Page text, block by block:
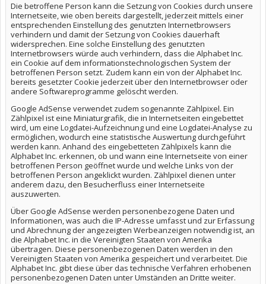
Die betroffene Person kann die Setzung von Cookies durch unsere
Internetseite, wie oben bereits dargestellt, jederzeit mittels einer
entsprechenden Einstellung des genutzten Internetbrowsers
verhindern und damit der Setzung von Cookies dauerhaft
widersprechen. Eine solche Einstellung des genutzten
Internetbrowsers würde auch verhindern, dass die Alphabet Inc.
ein Cookie auf dem informationstechnologischen System der
betroffenen Person setzt. Zudem kann ein von der Alphabet Inc.
bereits gesetzter Cookie jederzeit über den Internetbrowser oder
andere Softwareprogramme gelöscht werden.
Google AdSense verwendet zudem sogenannte Zählpixel. Ein
Zählpixel ist eine Miniaturgrafik, die in Internetseiten eingebettet
wird, um eine Logdatei-Aufzeichnung und eine Logdatei-Analyse zu
ermöglichen, wodurch eine statistische Auswertung durchgeführt
werden kann. Anhand des eingebetteten Zählpixels kann die
Alphabet Inc. erkennen, ob und wann eine Internetseite von einer
betroffenen Person geöffnet wurde und welche Links von der
betroffenen Person angeklickt wurden. Zählpixel dienen unter
anderem dazu, den Besucherfluss einer Internetseite
auszuwerten.
Über Google AdSense werden personenbezogene Daten und
Informationen, was auch die IP-Adresse umfasst und zur Erfassung
und Abrechnung der angezeigten Werbeanzeigen notwendig ist, an
die Alphabet Inc. in die Vereinigten Staaten von Amerika
übertragen. Diese personenbezogenen Daten werden in den
Vereinigten Staaten von Amerika gespeichert und verarbeitet. Die
Alphabet Inc. gibt diese über das technische Verfahren erhobenen
personenbezogenen Daten unter Umständen an Dritte weiter.